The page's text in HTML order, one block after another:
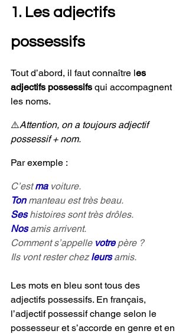
1. Les adjectifs
possessifs
Tout d’abord, il faut connaître les
adjectifs possessifs qui accompagnent
les noms.
⚠️Attention, on a toujours adjectif
possessif + nom.
Par exemple :
C’est ma voiture.
Ton manteau est très beau.
Ses histoires sont très drôles.
Nos amis arrivent.
Comment s’appelle votre père ?
Ils vont rester chez leurs amis.
Les mots en bleu sont tous des
adjectifs possessifs. En français,
l’adjectif possessif change selon le
possesseur et s’accorde en genre et en